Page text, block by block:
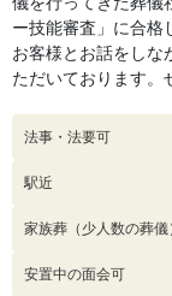
ー技能審査」に合格
お客様とお話をしな
ただいております。
法事・法要可
駅近
家族葬（少人数の葬
安置中の面会可